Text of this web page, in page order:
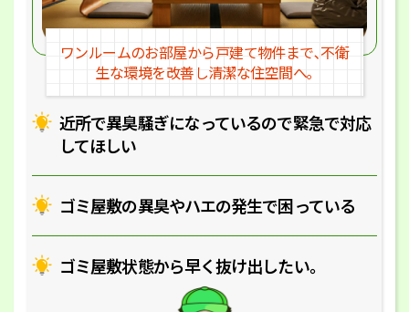
近所で異臭騒ぎになっているので緊急で対応
してほしい
ゴミ屋敷の異臭やハエの発生で困っている
ゴミ屋敷状態から早く抜け出したい｡
ワンルームのお部屋から戸建て物件まで､不衛
生な環境を改善し清潔な住空間へ｡